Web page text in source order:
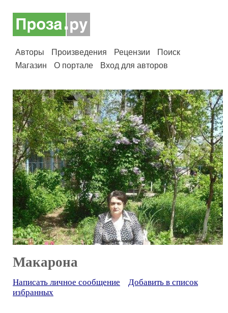
Авторы Произведения Рецензии
Поиск
Магазин
О портале Вход для авторов
Макарона
Написать личное сообщение
Добавить в список
избранных